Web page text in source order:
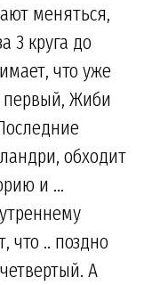
меняться,
3 круга до
что уже
первый, Жиби
обходит
и ...
что .. поздно
А